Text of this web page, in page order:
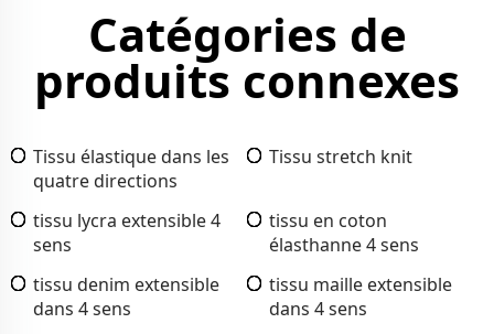
Catégories de
produits connexes
Tissu élastique dans les
quatre directions
Tissu stretch knit
tissu lycra extensible 4
sens
tissu en coton
élasthanne 4 sens
tissu denim extensible
dans 4 sens
tissu maille extensible
dans 4 sens